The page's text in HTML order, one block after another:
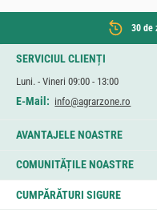
30 de
SERVICIUL CLIENȚI
Luni. - Vineri 09:00 - 13:00
E-Mail: info@agrarzone.ro
AVANTAJELE NOASTRE
COMUNITĂȚILE NOASTRE
CUMPĂRĂTURI SIGURE